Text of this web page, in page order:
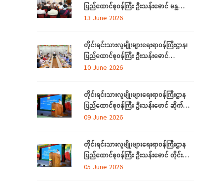
ပြည်ထောင်စုဝန်ကြီး ဦးသန်းမောင် မန္တလေး
တိုင်းဒေသကြီးအတွင်းရှိ တိုင်းရင်းသားစာပေ
ဆွေးနွေး
13 June 2026
တိုင်းရင်းသားလူမျိုးများရေးရာဝန်ကြီးဌာန၊
ပြည်ထောင်စုဝန်ကြီး ဦးသန်းမောင်
ပြည်ထောင်စုနယ်မြေ နေပြည်တော်အတွင်းရှိ
အသင်းအဖွဲ့များနှင့် တွေ့ဆုံဆွေးနွေး
10 June 2026
တိုင်းရင်းသားလူမျိုးများရေးရာဝန်ကြီးဌာန
ပြည်ထောင်စုဝန်ကြီး ဦးသန်းမောင် ဆိုက်ဘာ
လုံခြုံရေး (Cyber Security) ဆိုင်ရာ
ရောက်
09 June 2026
တိုင်းရင်းသားလူမျိုးများရေးရာဝန်ကြီးဌာန
ပြည်ထောင်စုဝန်ကြီး ဦးသန်းမောင် တိုင်း
ဒေသကြီးနှင့် ပြည်နယ်များမှ
05 June 2026